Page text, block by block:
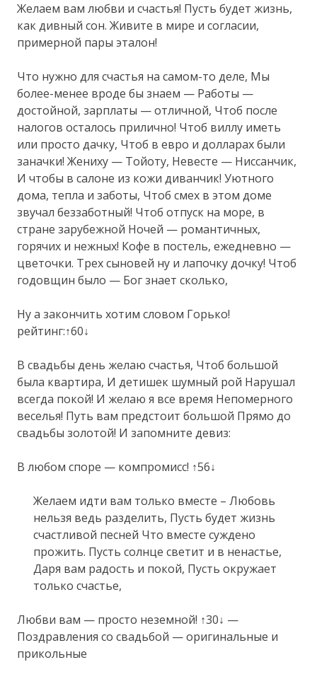
Желаем вам любви и счастья! Пусть будет жизнь,
как дивный сон. Живите в мире и согласии,
примерной пары эталон!
Что нужно для счастья на самом-то деле, Мы
более-менее вроде бы знаем — Работы —
достойной, зарплаты — отличной, Чтоб после
налогов осталось прилично! Чтоб виллу иметь
или просто дачку, Чтоб в евро и долларах были
заначки! Жениху — Тойоту, Невесте — Ниссанчик,
И чтобы в салоне из кожи диванчик! Уютного
дома, тепла и заботы, Чтоб смех в этом доме
звучал беззаботный! Чтоб отпуск на море, в
стране зарубежной Ночей — романтичных,
горячих и нежных! Кофе в постель, ежедневно —
цветочки. Трех сыновей ну и лапочку дочку! Чтоб
годовщин было — Бог знает сколько,
Ну а закончить хотим словом Горько!
рейтинг:↑60↓
В свадьбы день желаю счастья, Чтоб большой
была квартира, И детишек шумный рой Нарушал
всегда покой! И желаю я все время Непомерного
веселья! Путь вам предстоит большой Прямо до
свадьбы золотой! И запомните девиз:
В любом споре — компромисс! ↑56↓
Желаем идти вам только вместе – Любовь
нельзя ведь разделить, Пусть будет жизнь
счастливой песней Что вместе суждено
прожить. Пусть солнце светит и в ненастье,
Даря вам радость и покой, Пусть окружает
только счастье,
Любви вам — просто неземной! ↑30↓ —
Поздравления со свадьбой — оригинальные и
прикольные